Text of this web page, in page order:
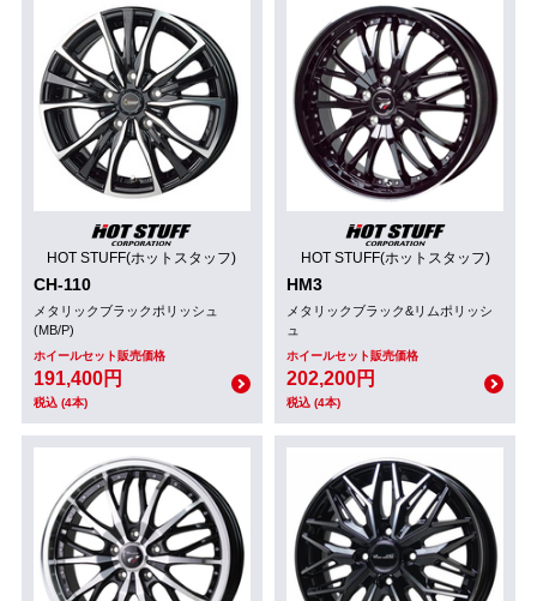
HOT STUFF(ホットスタッフ)
CH-110
メタリックブラックポリッシュ
(MB/P)
ホイールセット販売価格
191,400円
税込 (4本)
HOT STUFF(ホットスタッフ)
HM3
メタリックブラック&リムポリッシ
ュ
ホイールセット販売価格
202,200円
税込 (4本)